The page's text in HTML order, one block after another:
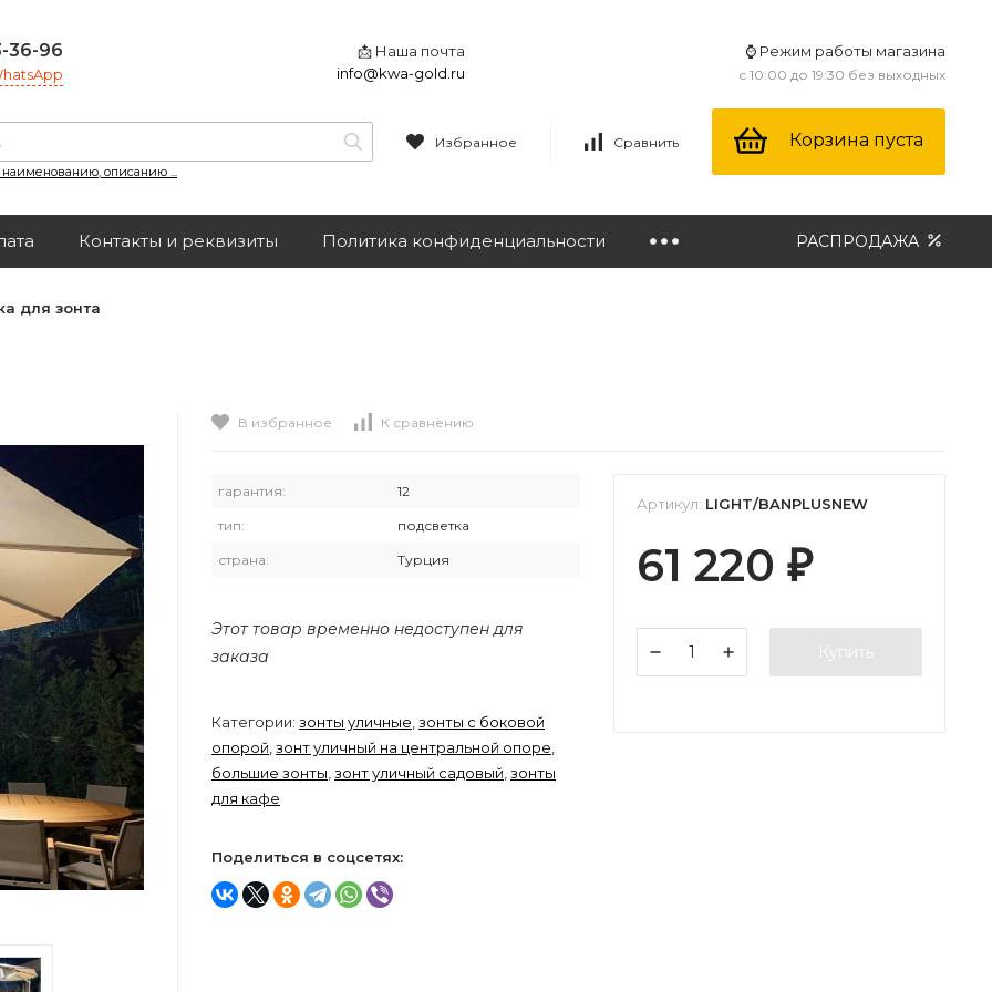
36-96
📩 Наша почта
info@kwa-gold.ru
⌚ Режим работы магазина
с 10:00 до 19:30 без выходных
наименованию, описанию ...
Избранное Сравнить Корзина пуста
Контакты и реквизиты Политика конфиденциальности РАСПРОДАЖА
для зонта
›
В избранное К сравнению
гарантия: 12
тип: подсветка
страна: Турция
Этот товар временно недоступен для
заказа
Категории: зонты уличные зонты с боковой
опорой зонт уличный на центральной опоре
большие зонты зонт уличный садовый зонты
для кафе
Поделиться в соцсетях:
Артикул: LIGHT/BANPLUSNEW
61 220 ₽
Купить